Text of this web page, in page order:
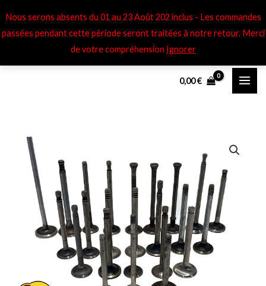
Nous serons absents du 01 au 23 Août 202 inclus - Les commandes
passées pendant cette période seront traitées à notre retour​. Merci
de votre compréhension Ignorer
au
contenu
0,00€
quantité
Soupapes
International
Farmall
1950-